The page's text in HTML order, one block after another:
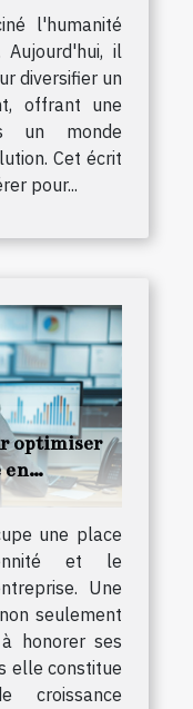
l'humanité
il
diversifier un
offrant une
un monde
Cet écrit
pour...
optimiser
en
une place
et le
Une
seulement
honorer ses
elle constitue
croissance